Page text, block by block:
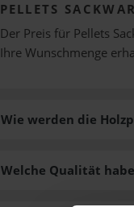
PELLETS
Der Preis für Pellets
Ihre Wunschmenge
Wie werden die
Welche Qualität